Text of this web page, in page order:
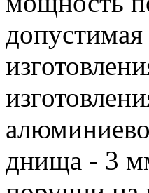
днища - 3